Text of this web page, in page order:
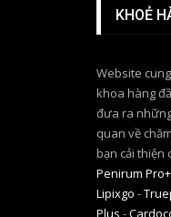
KHOẺ
Website
khoa hàng
đưa ra
quan về
bạn cải thiện
Penirum Pro+
Lipixgo -
Plus -